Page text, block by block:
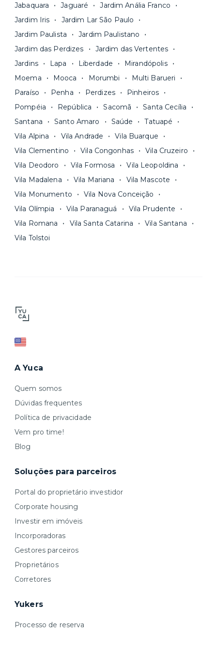
inclusos e solicite suporte e manutenção para a
nossa equipe via app.
Seja uma mala ou um caminhão de mudança: é
só levar as suas coisas e começar a morar.
documentação pelo site da Yuca e assina o
contrato na tela do seu computador ou celular.
Simples, seguro e sem burocracia!
Jabaquara
Jaguaré
Jardim Anália Franco
Jardim Iris
Jardim Lar São Paulo
Jardim Paulista
Jardim Paulistano
Jardim das Perdizes
Jardim das Vertentes
Jardins
Lapa Liberdade
Mirandópolis
Moema
Mooca Morumbi
Multi Barueri
Paraíso
Penha Perdizes
Pinheiros
Pompéia
República Sacomã
Santa Cecília
Santana
Santo Amaro Saúde
Tatuapé
Vila Alpina
Vila Andrade
Vila Buarque
Vila Clementino
Vila Congonhas
Vila Cruzeiro
Vila Deodoro
Vila Formosa
Vila Leopoldina
Vila Madalena
Vila Mariana
Vila Mascote
Vila Monumento
Vila Nova Conceição
Vila Olímpia
Vila Paranaguá
Vila Prudente
Vila Romana
Vila Santa Catarina
Vila Santana
Vila Tolstoi
A Yuca
Quem somos
Dúvidas frequentes
Política de privacidade
Vem pro time!
Blog
Soluções para parceiros
Portal do proprietário investidor
Corporate housing
Investir em imóveis
Incorporadoras
Gestores parceiros
Proprietários
Corretores
Yukers
Processo de reserva